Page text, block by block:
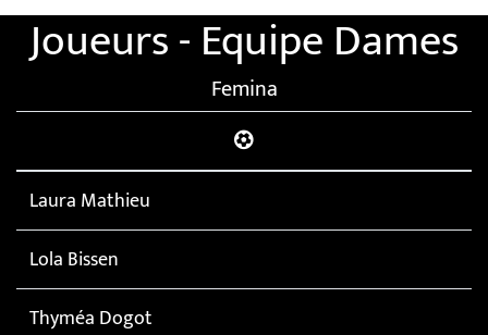
Joueurs - Equipe Dames
Femina
Laura Mathieu
Lola Bissen
Thyméa Dogot